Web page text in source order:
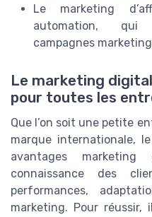
Le marketing
automation, qui
campagnes marketing
Le marketing
pour toutes les
Que l’on soit une petite
marque internationale,
avantages marketing
connaissance des
performances,
marketing. Pour